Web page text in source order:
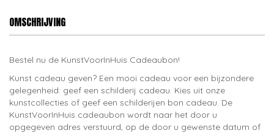
OMSCHRIJVING
Bestel nu de KunstVoorInHuis Cadeaubon!
Kunst cadeau geven? Een mooi cadeau voor een bijzondere
gelegenheid: geef een schilderij cadeau. Kies uit onze
kunstcollecties of geef een schilderijen bon cadeau. De
KunstVoorInHuis cadeaubon wordt naar het door u
opgegeven adres verstuurd, op de door u gewenste datum of